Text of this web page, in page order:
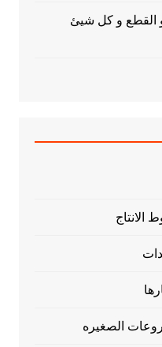
و القطع و كل شيئ
الانتاج
الصغيره